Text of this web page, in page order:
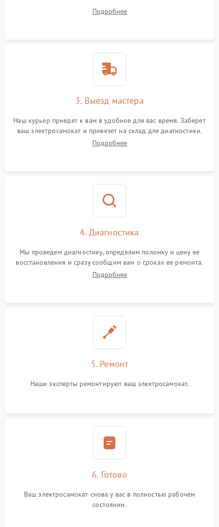
Подробнее
3. Выезд мастера
Наш курьер приедет к вам в удобное для вас время. Заберет
ваш электросамокат и привезет на склад для диагностики.
Подробнее
4. Диагностика
Мы проведем диагностику, определим поломку и цену ее
восстановления и сразу сообщим вам о сроках ее ремонта.
Подробнее
5. Ремонт
Наши эксперты ремонтируют ваш электросамокат.
6. Готово
Ваш электросамокат снова у вас в полностью рабочем
состоянии.